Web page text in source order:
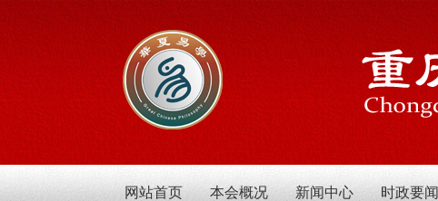
网站首页 本会概况 新闻中心 时政要闻